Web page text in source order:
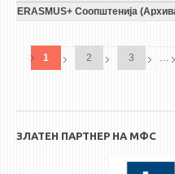
ERASMUS+ Соопштенија
1 2 3 …
ЗЛАТЕН ПАРТНЕР НА МФС